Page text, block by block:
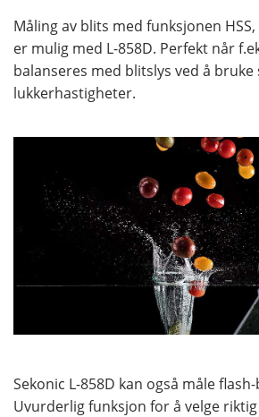
Måling av blits med funksjonen HSS,
er mulig med L-858D. Perfekt når
balanseres med blitslys ved å
lukkerhastigheter.
Sekonic L-858D kan også måle
Uvurderlig funksjon for å velge